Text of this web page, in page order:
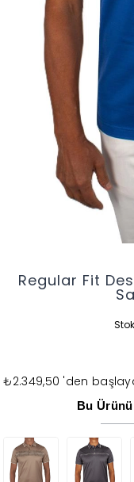
Regular Fit
₺2.349,50 'den
Bu